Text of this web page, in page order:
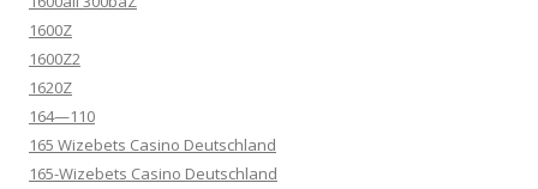
1600Z
1600Z2
1620Z
164—110
165 Wizebets Casino Deutschland
165-Wizebets Casino Deutschland